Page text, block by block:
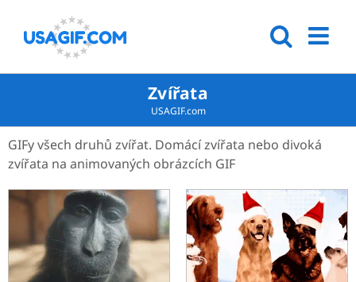
Zvířata
USAGIF.com
GIFy všech druhů zvířat. Domácí zvířata nebo divoká
zvířata na animovaných obrázcích GIF